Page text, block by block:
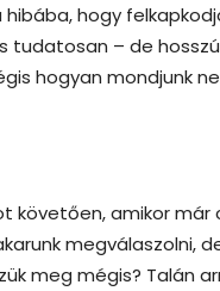
hogy
tudatosan – de
hogyan mondjunk
követően, amikor már
megválaszolni,
meg mégis? Talán